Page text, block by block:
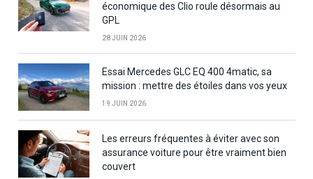
économique des Clio roule désormais au
GPL
28 JUIN 2026
Essai Mercedes GLC EQ 400 4matic, sa
mission : mettre des étoiles dans vos yeux
19 JUIN 2026
Les erreurs fréquentes à éviter avec son
assurance voiture pour être vraiment bien
couvert